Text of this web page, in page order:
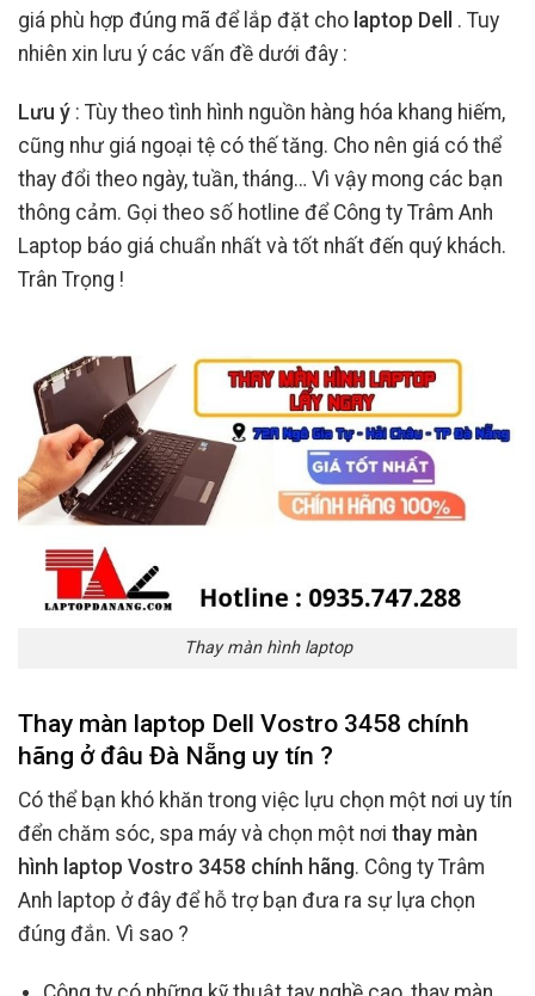
giá phù hợp đúng mã để lắp đặt cho laptop Dell . Tuy
nhiên xin lưu ý các vấn đề dưới đây :
Lưu ý : Tùy theo tình hình nguồn hàng hóa khang hiếm,
cũng như giá ngoại tệ có thế tăng. Cho nên giá có thể
thay đổi theo ngày, tuần, tháng… Vì vậy mong các bạn
thông cảm. Gọi theo số hotline để Công ty Trâm Anh
Laptop báo giá chuẩn nhất và tốt nhất đến quý khách.
Trân Trọng !
Thay màn hình laptop
Thay màn laptop Dell Vostro 3458 chính
hãng ở đâu Đà Nẵng uy tín ?
Có thể bạn khó khăn trong việc lựu chọn một nơi uy tín
đển chăm sóc, spa máy và chọn một nơi thay màn
hình laptop Vostro 3458 chính hãng. Công ty Trâm
Anh laptop ở đây để hỗ trợ bạn đưa ra sự lựa chọn
đúng đắn. Vì sao ?